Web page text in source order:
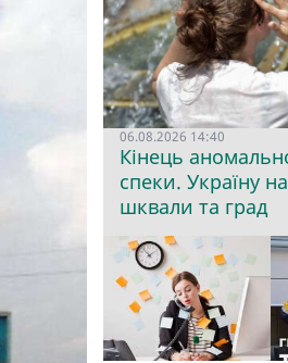
06.08.2026 14:40
Кінець
спеки. Україну
шквали та град